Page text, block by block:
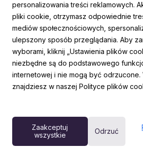
AKTUALNOŚCI
Młoda energia w sercu stolicy!
Norblina powraca cykl
Sounds
8 czerwca 2026
Warszawa ponownie stanie się
nowych talentów. eBilet, we
Fundacją Fabryki Norblina, zaprasza na
goś...
personalizowania treści reklamowych.
pliki cookie, otrzymasz odpowiednie
mediów społecznościowych,
ulepszony sposób przeglądania. Aby
wyborami, kliknij „Ustawienia plików
niezbędne są do podstawowego
internetowej i nie mogą być odrzucone.
znajdziesz w naszej Polityce plików
Zaakceptuj
wszystkie
Odrzuć